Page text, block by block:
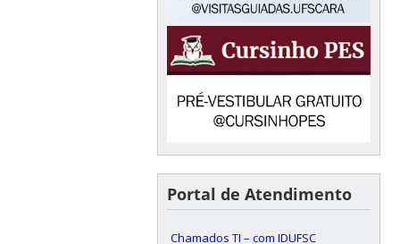
Portal de Atendimento
Chamados TI – com IDUFSC